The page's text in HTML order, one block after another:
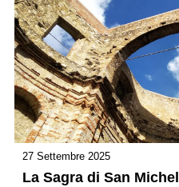
27 Settembre 2025
La Sagra di San